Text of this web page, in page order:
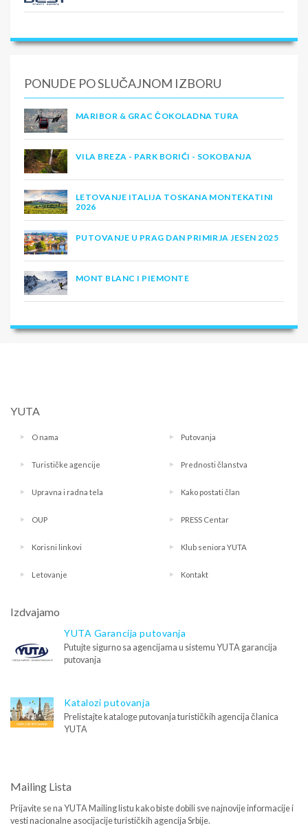
PONUDE PO SLUČAJNOM IZBORU
MARIBOR & GRAC ČOKOLADNA TURA
VILA BREZA - PARK BORIĆI - SOKOBANJA
LETOVANJE ITALIJA TOSKANA MONTEKATINI
2026
PUTOVANJE U PRAG DAN PRIMIRJA JESEN 2025
MONT BLANC I PIEMONTE
YUTA
O nama Putovanja
Turističke agencije Prednosti članstva
Upravna i radna tela Kako postati član
OUP PRESS Centar
Korisni linkovi Klub seniora YUTA
Letovanje Kontakt
Izdvajamo
YUTA Garancija putovanja
Putujte sigurno sa agencijama u sistemu YUTA garancija
putovanja
Katalozi putovanja
Prelistajte kataloge putovanja turističkih agencija članica
YUTA
Mailing Lista
Prijavite se na YUTA Mailing listu kako biste dobili sve najnovije informacije i
vesti nacionalne asocijacije turističkih agencija Srbije.